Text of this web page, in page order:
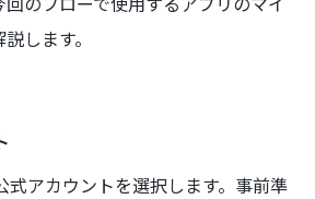
します。
式アカウントを選択します。事前準